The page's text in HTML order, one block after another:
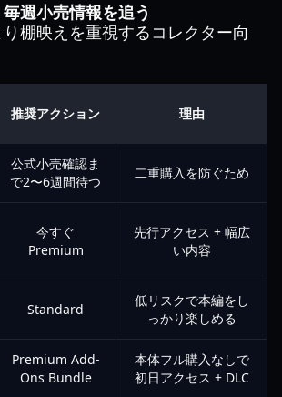
週小売情報を追う
棚映えを重視するコレクター向
推奨アクション 理由
公式小売確認ま
で2〜6週間待つ
二重購入を防ぐため
今すぐ
Premium
先行アクセス + 幅広
い内容
Standard
低リスクで本編をし
っかり楽しめる
Premium Add-
Ons Bundle
本体フル購入なしで
初日アクセス + DLC